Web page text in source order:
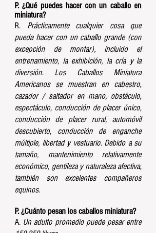
P. ¿Qué puedes hacer con un caballo en
miniatura?
R. Prácticamente cualquier cosa que
pueda hacer con un caballo grande (con
excepción de montar), incluido el
entrenamiento, la exhibición, la cría y la
diversión. Los Caballos Miniatura
Americanos se muestran en cabestro,
cazador / saltador en mano, obstáculo,
espectáculo, conducción de placer único,
conducción de placer rural, automóvil
descubierto, conducción de enganche
múltiple, libertad y vestuario. Debido a su
tamaño, mantenimiento relativamente
económico, gentileza y naturaleza afectiva,
también son excelentes compañeros
equinos.
P. ¿Cuánto pesan los caballos miniatura?
A. Un adulto promedio puede pesar entre